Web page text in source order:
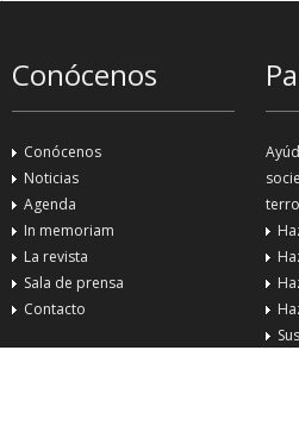
Conócenos
Conócenos
Noticias
Agenda
In memoriam
La revista
Sala de prensa
Contacto